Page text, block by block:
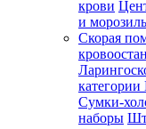
крови
и
Скорая
категории
Сумки-
наборы